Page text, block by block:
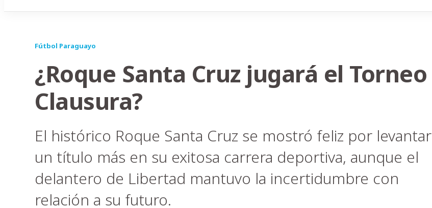
Fútbol Paraguayo
¿Roque Santa Cruz jugará el Torneo
Clausura?
El histórico Roque Santa Cruz se mostró feliz por levantar
un título más en su exitosa carrera deportiva, aunque el
delantero de Libertad mantuvo la incertidumbre con
relación a su futuro.